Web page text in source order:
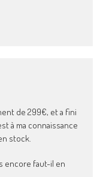
de 299€, et a fini
à ma connaissance
stock.
encore faut-il en